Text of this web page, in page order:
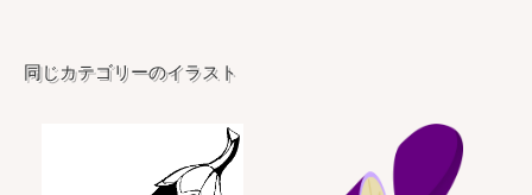
同じカテゴリーのイラスト